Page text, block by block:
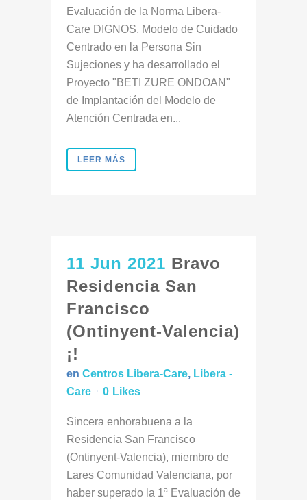
Evaluación de la Norma Libera-
Care DIGNOS, Modelo de Cuidado
Centrado en la Persona Sin
Sujeciones y ha desarrollado el
Proyecto "BETI ZURE ONDOAN"
de Implantación del Modelo de
Atención Centrada en...
LEER MÁS
11 Jun 2021 Bravo
Residencia San
Francisco
(Ontinyent-Valencia)
¡!
en Centros Libera-Care, Libera -
Care
0 Likes
Sincera enhorabuena a la
Residencia San Francisco
(Ontinyent-Valencia), miembro de
Lares Comunidad Valenciana, por
haber superado la 1ª Evaluación de